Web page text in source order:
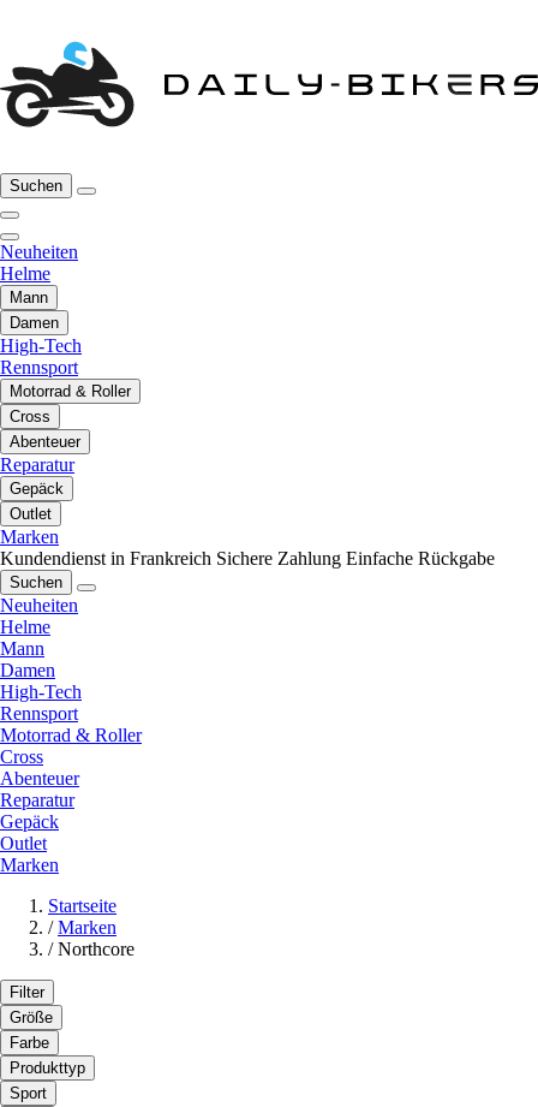
Suchen
Neuheiten
Helme
Mann
Damen
High-Tech
Rennsport
Motorrad & Roller
Cross
Abenteuer
Reparatur
Gepäck
Outlet
Marken
Kundendienst in Frankreich Sichere Zahlung Einfache Rückgabe
Suchen
Neuheiten
Helme
Mann
Damen
High-Tech
Rennsport
Motorrad & Roller
Cross
Abenteuer
Reparatur
Gepäck
Outlet
Marken
Startseite
/ Marken
/ Northcore
Filter
Größe
Farbe
Produkttyp
Sport